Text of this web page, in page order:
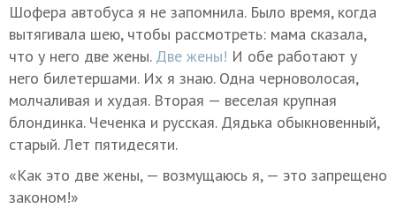
Шофера автобуса я не запомнила. Было время, когда
вытягивала шею, чтобы рассмотреть: мама сказала,
что у него две жены. Две жены! И обе работают у
него билетершами. Их я знаю. Одна черноволосая,
молчаливая и худая. Вторая — веселая крупная
блондинка. Чеченка и русская. Дядька обыкновенный,
старый. Лет пятидесяти.
«Как это две жены, — возмущаюсь я, — это запрещено
законом!»